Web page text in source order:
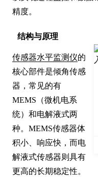
精度。
结构与原理
传感器水平监测仪的
核心部件是倾角传感
器，常见的有
MEMS（微机电系
统）和电解液式两
种。MEMS传感器体
积小、响应快，而电
解液式传感器则具有
更高的长期稳定性。